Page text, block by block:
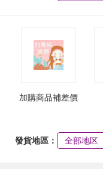
加購商品補差價
發貨地區： 全部地区